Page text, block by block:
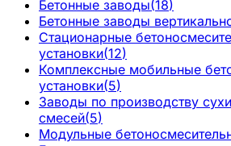
Бетонные заводы(18)
Бетонные заводы
Стационарные
установки(12)
Комплексные мобильные
установки(5)
Заводы по производству
смесей(5)
Модульные